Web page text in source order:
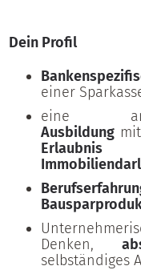
Dein Profil
einer
eine
Ausbildung mit
Denken,
selbständiges